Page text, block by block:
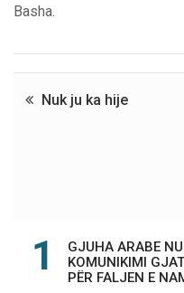
Basha.
Nuk ju ka hije
GJUHA ARABE
KOMUNIKIMI
PËR FALJEN E